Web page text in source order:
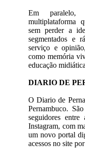
Em paralelo,
multiplataforma
sem perder a
segmentados e
serviço e
como memória
educação
DIARIO DE
O Diario de
Pernambuco.
seguidores
Instagram, com
um novo portal
acessos no site